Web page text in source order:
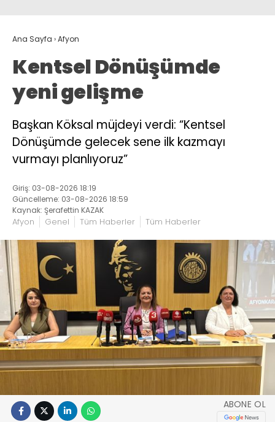
Ana Sayfa ›Afyon
Kentsel Dönüşümde
yeni gelişme
Başkan Köksal müjdeyi verdi: “Kentsel
Dönüşümde gelecek sene ilk kazmayı
vurmayı planlıyoruz”
Giriş: 03-08-2026 18:19
Güncelleme: 03-08-2026 18:59
Kaynak: Şerafettin KAZAK
Afyon Genel Tüm Haberler Tüm Haberler
ABONE OL